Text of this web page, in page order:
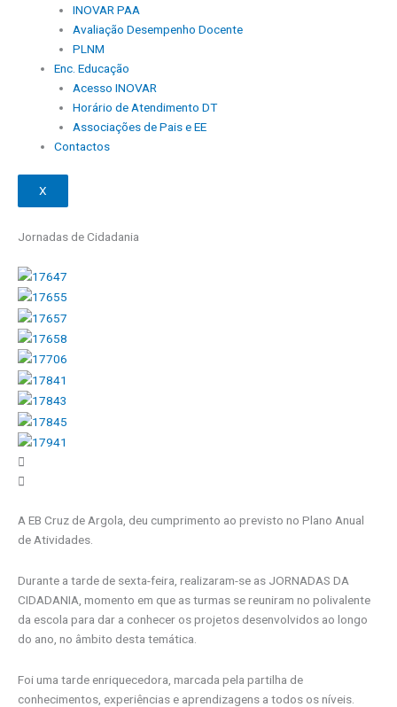
INOVAR PAA
Avaliação Desempenho Docente
PLNM
Enc. Educação
Acesso INOVAR
Horário de Atendimento DT
Associações de Pais e EE
Contactos
X
Jornadas de Cidadania
A EB Cruz de Argola, deu cumprimento ao previsto no Plano Anual
de Atividades.
Durante a tarde de sexta-feira, realizaram-se as JORNADAS DA
CIDADANIA, momento em que as turmas se reuniram no polivalente
da escola para dar a conhecer os projetos desenvolvidos ao longo
do ano, no âmbito desta temática.
Foi uma tarde enriquecedora, marcada pela partilha de
conhecimentos, experiências e aprendizagens a todos os níveis.